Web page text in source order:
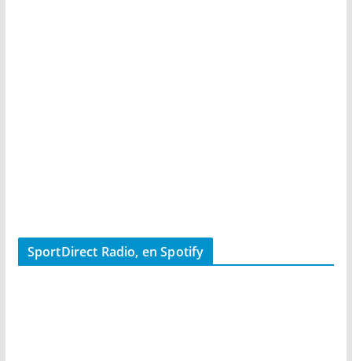
SportDirect Radio, en Spotify